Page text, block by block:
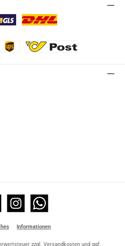
Instagram WhatsApp
Informationen
zzgl. Versandkostenund ggf.